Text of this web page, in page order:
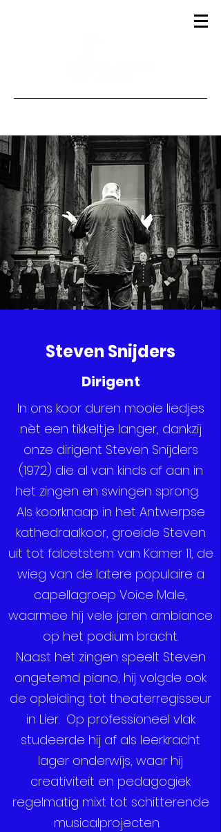
Steven Snijders
Dirigent
In ons koor duren mooie liedjes
nèt een tikkeltje langer, dankzij
onze dirigent Steven Snijders
(1972) die al van kinds af aan in
het zingen en swingen sprong.
Als koorknaap in het Antwerpse
kathedraalkoor, groeide Steven
uit tot falcetstem van Kamer 11, de
wieg van de latere populaire a
capellagroep Voice Male,
waarmee hij vele jaren ambiance
op het podium bracht.
Naast het zingen speelt Steven
ongetemd piano, hij volgde ook
de opleiding tot theaterregisseur
in Lier. Op professioneel vlak
studeerde hij af als leerkracht
lager onderwijs, waar hij
creativiteit en pedagogiek
regelmatig mixt tot schitterende
musicalprojecten.